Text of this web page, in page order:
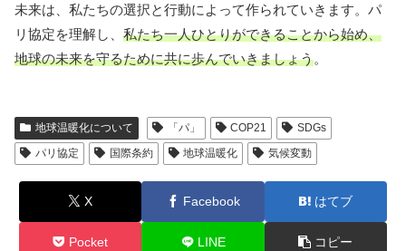
未来は、私たちの選択と行動によって作られていきます。パ
リ協定を理解し、 私たち一人ひとりができることから始め、
地球の未来を守るために共に歩んでいきましょう。
地球温暖化について 「パ」 COP21
SDGs
パリ協定
国際条約 地球温暖化 気候変動
X Facebook はてブ
Pocket LINE コピー